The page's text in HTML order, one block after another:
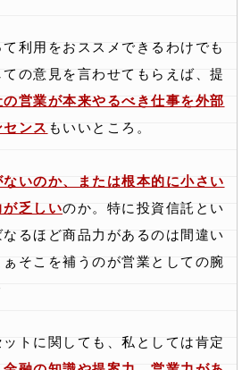
利用をおススメできるわけでも
の意見を言わせてもらえば、提
営業が本来やるべき仕事を外部
ンス もいいところ。
いのか、または根本的に小さい
乏しいのか。特に投資信託とい
るほど商品力があるのは間違い
そこを補うのが営業としての腕
トに関しても、私としては肯定